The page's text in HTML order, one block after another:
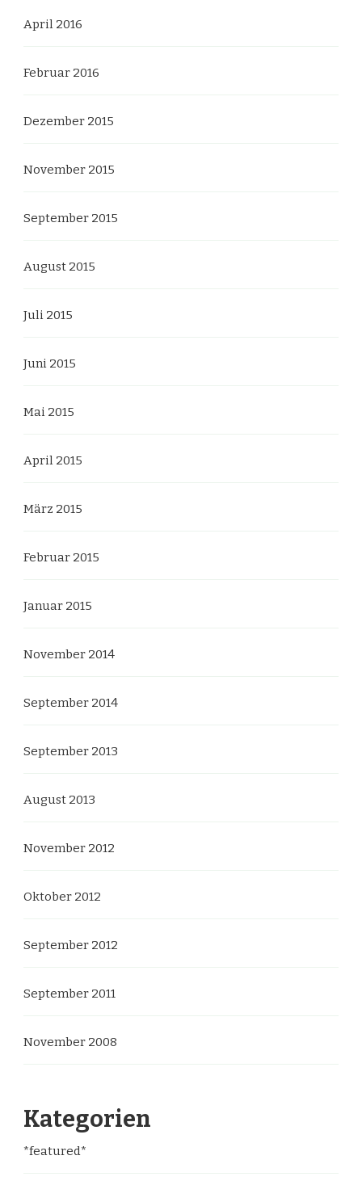
April 2016
Februar 2016
Dezember 2015
November 2015
September 2015
August 2015
Juli 2015
Juni 2015
Mai 2015
April 2015
März 2015
Februar 2015
Januar 2015
November 2014
September 2014
September 2013
August 2013
November 2012
Oktober 2012
September 2012
September 2011
November 2008
Kategorien
*featured*